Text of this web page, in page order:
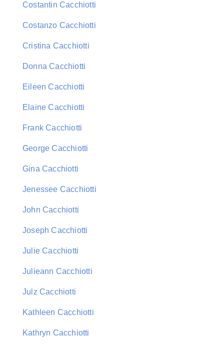
Costantin Cacchiotti
Costanzo Cacchiotti
Cristina Cacchiotti
Donna Cacchiotti
Eileen Cacchiotti
Elaine Cacchiotti
Frank Cacchiotti
George Cacchiotti
Gina Cacchiotti
Jenessee Cacchiotti
John Cacchiotti
Joseph Cacchiotti
Julie Cacchiotti
Julieann Cacchiotti
Julz Cacchiotti
Kathleen Cacchiotti
Kathryn Cacchiotti